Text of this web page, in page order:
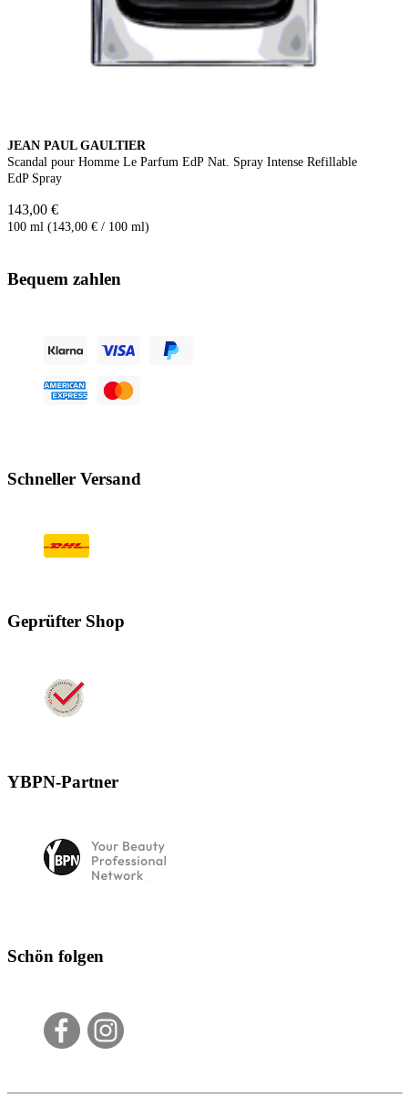
JEAN PAUL GAULTIER
Scandal pour Homme Le Parfum EdP Nat. Spray Intense Refillable
EdP Spray
143,00 €
100 ml (143,00 € / 100 ml)
Bequem zahlen
Schneller Versand
Geprüfter Shop
YBPN-Partner
Schön folgen